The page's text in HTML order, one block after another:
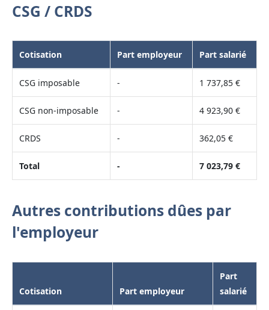
CSG / CRDS
Cotisation Part employeur Part salarié
CSG imposable - 1 737,85 €
CSG non-imposable - 4 923,90 €
CRDS - 362,05 €
Total - 7 023,79 €
Autres contributions dûes par
l'employeur
Cotisation Part employeur
Part
salarié